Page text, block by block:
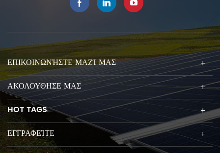
ΕΠΙΚΟΙΝΩΝΉΣΤΕ ΜΑΖΊ ΜΑΣ
ΑΚΟΛΟΥΘΗΣΕ ΜΑΣ
HOT TAGS
ΕΓΓΡΑΦΕΊΤΕ